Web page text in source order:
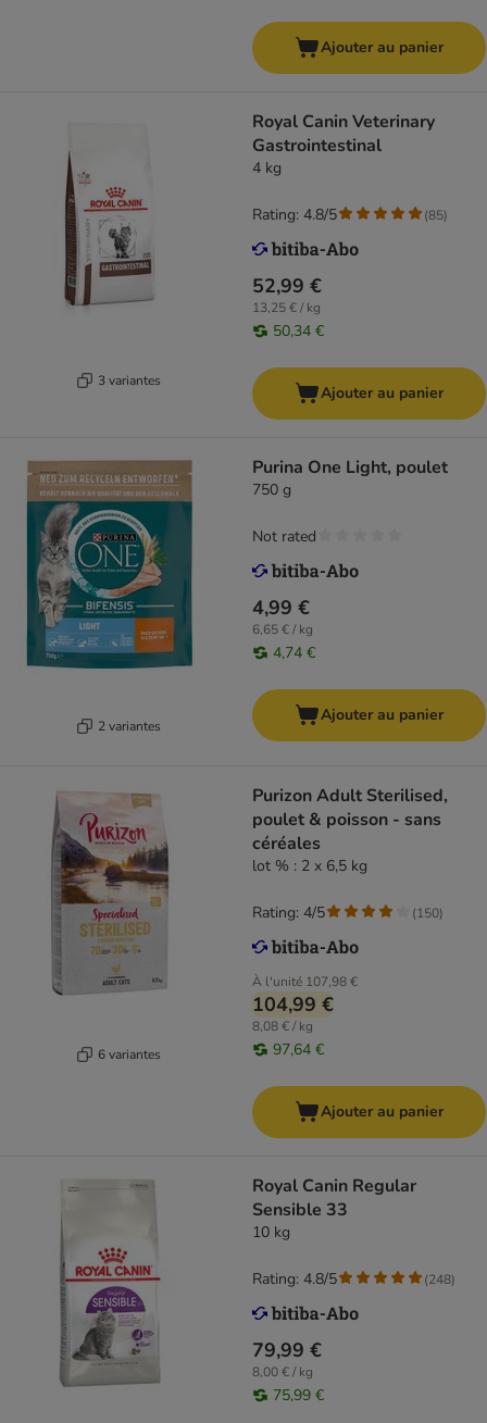
Ajouter au panier
3 variantes
Royal Canin Veterinary
Gastrointestinal
4 kg
52,99 €
13,25 € / kg
50,34 €
Rating: 4.8/5 (85)
Ajouter au panier
2 variantes
Purina One Light, poulet
750 g
4,99 €
6,65 € / kg
4,74 €
Not rated
Ajouter au panier
6 variantes
Purizon Adult Sterilised,
poulet & poisson - sans
céréales
lot % : 2 x 6,5 kg
À l'unité 107,98 €
104,99 €
8,08 € / kg
97,64 €
Rating: 4/5 (150)
Ajouter au panier
Royal Canin Regular
Sensible 33
10 kg
79,99 €
8,00 € / kg
75,99 €
Rating: 4.8/5 (248)